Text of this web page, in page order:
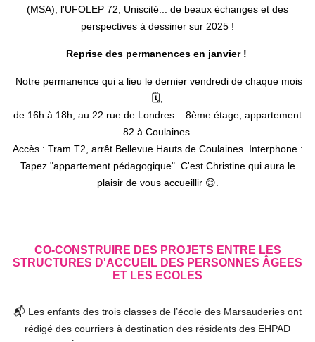
(MSA), l'UFOLEP 72, Uniscité... de beaux échanges et des
perspectives à dessiner sur 2025 !
Reprise des permanences en janvier !
Notre permanence qui a lieu le dernier vendredi de chaque mois
🗓️,
de 16h à 18h, au 22 rue de Londres – 8ème étage, appartement
82 à Coulaines.
Accès : Tram T2, arrêt Bellevue Hauts de Coulaines. Interphone :
Tapez "appartement pédagogique". C'est Christine qui aura le
plaisir de vous accueillir 😊.
CO-CONSTRUIRE DES PROJETS ENTRE LES
STRUCTURES D'ACCUEIL DES PERSONNES ÂGEES
ET LES ECOLES
📬 Les enfants des trois classes de l’école des Marsauderies ont
rédigé des courriers à destination des résidents des EHPAD